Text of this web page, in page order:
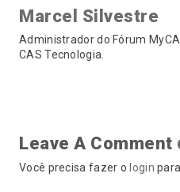
Marcel Silvestre
Administrador do Fórum
CAS Tecnologia.
Leave A Comment
Você precisa fazer o login